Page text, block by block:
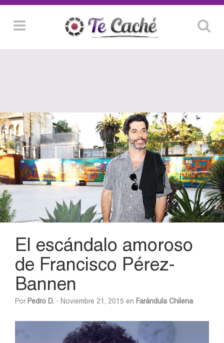
El escándalo amoroso
de Francisco Pérez-
Bannen
Por Pedro D. - Noviembre 21, 2015 en Farándula Chilena